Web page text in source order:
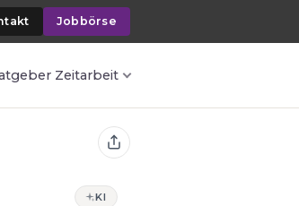
Jobbörse
Zeitarbeit
KI